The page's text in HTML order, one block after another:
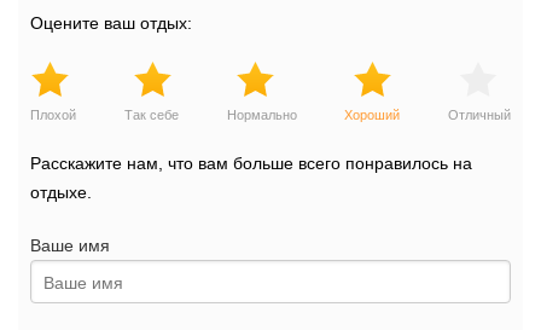
Оцените ваш отдых:
Плохой Так себе Нормально Хороший Отличный
Расскажите нам, что вам больше всего понравилось на
отдыхе.
Ваше имя